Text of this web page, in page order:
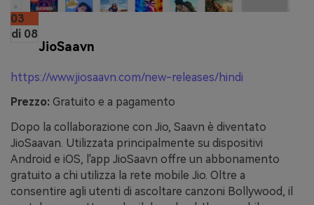
03
di 08
JioSaavn
https://www.jiosaavn.com/new-releases/hindi
Prezzo: Gratuito e a pagamento
Dopo la collaborazione con Jio, Saavn è diventato
JioSaavan. Utilizzata principalmente su dispositivi
Android e iOS, l'app JioSaavn offre un abbonamento
gratuito a chi utilizza la rete mobile Jio. Oltre a
consentire agli utenti di ascoltare canzoni Bollywood, il